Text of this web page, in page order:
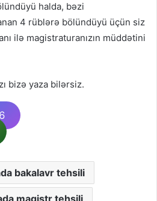
halda, bəzi
4 rüblərə bölündüyü üçün siz
ilə magistraturanızın müddətini
bizə yaza bilərsiz.
bakalavr tehsili